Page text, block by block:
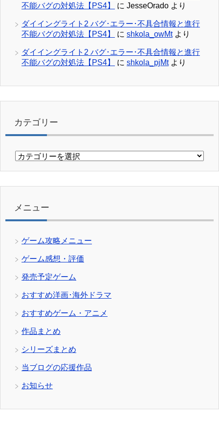
不能バグの対処法【PS4】
に JesseOrado より
ダイイングライト2 バグ･エラー･不具合情報と進行
不能バグの対処法【PS4】
に shkola_owMtより
ダイイングライト2 バグ･エラー･不具合情報と進行
不能バグの対処法【PS4】
に shkola_pjMtより
カテゴリー
カ
リ
メニュー
ゲーム攻略メニュー
ゲーム感想・評価
発売予定ゲーム
おすすめ洋画･海外ドラマ
おすすめゲーム・アニメ
作品まとめ
シリーズまとめ
当ブログの応援作品
お知らせ